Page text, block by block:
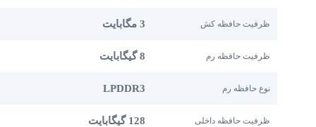
ظرفیت حافظه کش 3 مگابایت
ظرفیت حافظه رم 8 گیگابایت
نوع حافظه رم LPDDR3
ظرفیت حافظه داخلی 128 گیگابایت